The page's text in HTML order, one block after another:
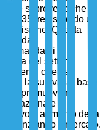
e si prevede che
2035, registrando un
previsione. Questa
rapida
domanda di
del settore
leader in questa
con la sua vasta base
promuovono
Nazionale di
aumento della
potenziando il mercato.